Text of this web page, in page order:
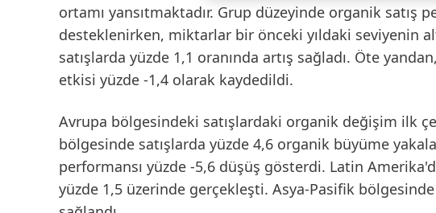
ortamı yansıtmaktadır. Grup düzeyinde organik satış
desteklenirken, miktarlar bir önceki yıldaki seviyenin
satışlarda yüzde 1,1 oranında artış sağladı. Öte
etkisi yüzde -1,4 olarak kaydedildi.
Avrupa bölgesindeki satışlardaki organik değişim ilk
bölgesinde satışlarda yüzde 4,6 organik büyüme
performansı yüzde -5,6 düşüş gösterdi. Latin Amerika
yüzde 1,5 üzerinde gerçekleşti. Asya-Pasifik